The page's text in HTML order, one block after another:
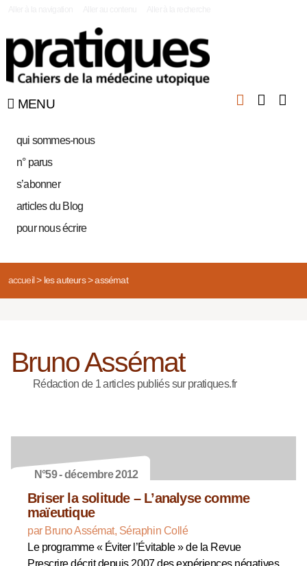
MENU
qui sommes-nous
n° parus
s’abonner
articles du Blog
pour nous écrire
accueil> les auteurs> assémat
Bruno Assémat
Rédaction de 1 articles publiés sur pratiques.fr
N°59 - décembre 2012
Briser la solitude – L’analyse comme
maïeutique
par Bruno Assémat, Séraphin Collé
Le programme « Éviter l’Évitable » de la Revue
Prescrire décrit depuis 2007 des expériences négatives